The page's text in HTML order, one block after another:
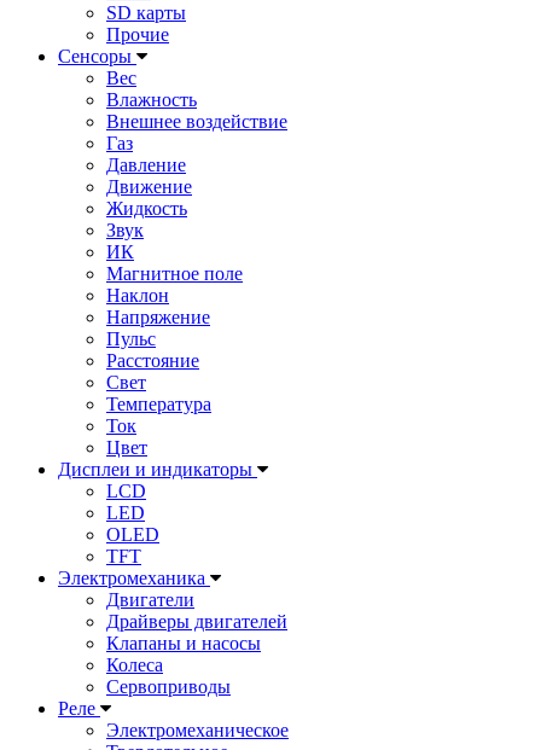
SD карты
Прочие
Сенсоры
Вес
Влажность
Внешнее воздействие
Газ
Давление
Движение
Жидкость
Звук
ИК
Магнитное поле
Наклон
Напряжение
Пульс
Расстояние
Свет
Температура
Ток
Цвет
Дисплеи и индикаторы
LCD
LED
OLED
TFT
Электромеханика
Двигатели
Драйверы двигателей
Клапаны и насосы
Колеса
Сервоприводы
Реле
Электромеханическое